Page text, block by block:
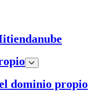
dominio propio